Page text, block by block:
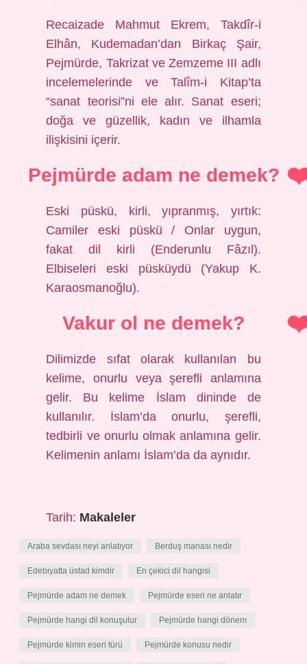
Recaizade Mahmut Ekrem, Takdîr-i
Elhân, Kudemadan’dan Birkaç Şair,
Pejmürde, Takrizat ve Zemzeme III adlı
incelemelerinde ve Talîm-i Kitap’ta
“sanat teorisi”ni ele alır. Sanat eseri;
doğa ve güzellik, kadın ve ilhamla
ilişkisini içerir.
Pejmürde adam ne demek?
Eski püskü, kirli, yıpranmış, yırtık:
Camiler eski püskü / Onlar uygun,
fakat dil kirli (Enderunlu Fâzıl).
Elbiseleri eski püsküydü (Yakup K.
Karaosmanoğlu).
Vakur ol ne demek?
Dilimizde sıfat olarak kullanılan bu
kelime, onurlu veya şerefli anlamına
gelir. Bu kelime İslam dininde de
kullanılır. İslam’da onurlu, şerefli,
tedbirli ve onurlu olmak anlamına gelir.
Kelimenin anlamı İslam’da da aynıdır.
Tarih: Makaleler
Araba sevdası neyi anlatıyor Berduş manası nedir
Edebiyatta üstad kimdir En çekici dil hangisi
Pejmürde adam ne demek Pejmürde eseri ne anlatır
Pejmürde hangi dil konuşulur Pejmürde hangi dönem
Pejmürde kimin eseri türü Pejmürde konusu nedir